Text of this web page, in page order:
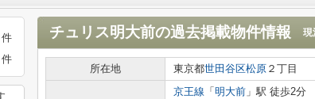
チュリス明大前の過去掲載物件情報 現
所在地 東京都世田谷区松原 ２丁目
京王線 「 明大前 」駅 徒歩2分
件
件